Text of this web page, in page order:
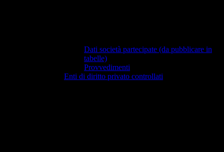
Dati società partecipate (da pubblicare in
tabelle)
Provvedimenti
Enti di diritto privato controllati